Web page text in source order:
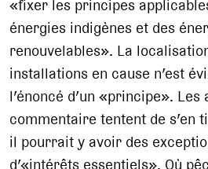
«fixer les principes
énergies indigènes et des
renouvelables». La
installations en cause n’est
l’énoncé d’un «principe». Les
commentaire tentent de s’en
il pourrait y avoir des